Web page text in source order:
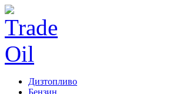
Дизтопливо
Бензин